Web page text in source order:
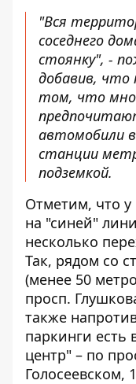
"Вся
соседнего
стоянку", -
добавив, что
том, что
автомобили
станции
подземкой.
Отметим, что
на "синей"
несколько
Так, рядом со
(менее 50
просп.
также
паркинги есть
центр" – по
Голосеевском,